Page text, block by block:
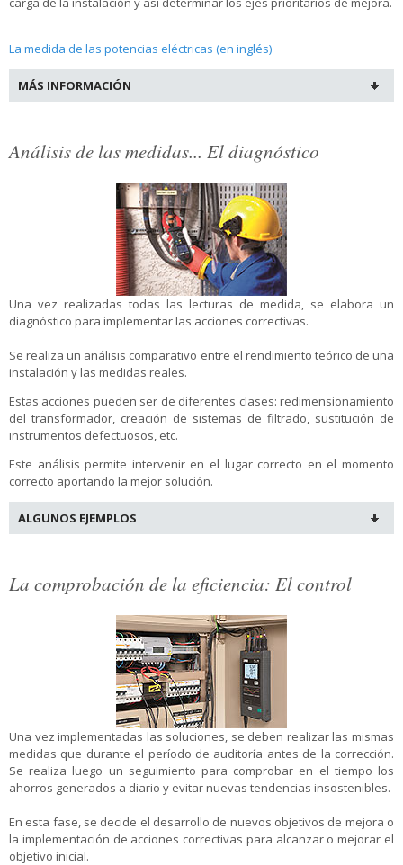
La medida de las potencias eléctricas (en inglés)
MÁS INFORMACIÓN
Análisis de las medidas... El diagnóstico
Una vez realizadas todas las lecturas de medida, se elabora un
diagnóstico para implementar las acciones correctivas.
Se realiza un análisis comparativo entre el rendimiento teórico de una
instalación y las medidas reales.
Estas acciones pueden ser de diferentes clases: redimensionamiento
del transformador, creación de sistemas de filtrado, sustitución de
instrumentos defectuosos, etc.
Este análisis permite intervenir en el lugar correcto en el momento
correcto aportando la mejor solución.
ALGUNOS EJEMPLOS
La comprobación de la eficiencia: El control
Una vez implementadas las soluciones, se deben realizar las mismas
medidas que durante el período de auditoría antes de la corrección.
Se realiza luego un seguimiento para comprobar en el tiempo los
ahorros generados a diario y evitar nuevas tendencias insostenibles.
En esta fase, se decide el desarrollo de nuevos objetivos de mejora o
la implementación de acciones correctivas para alcanzar o mejorar el
objetivo inicial.